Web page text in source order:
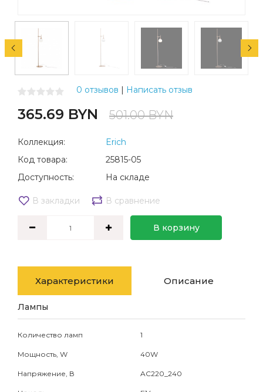
0 отзывов | Написать отзыв
365.69 BYN 501.00 BYN
Коллекция:
Erich
Код товара:
25815-05
Доступность:
На складе
В закладки В сравнение
В корзину
Характеристики Описание
Лампы
Количество ламп 1
Мощность, W 40W
Напряжение, В AC220_240